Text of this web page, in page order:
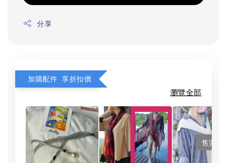
分享
加購配件 享折扣價
瀏覽全部
售完